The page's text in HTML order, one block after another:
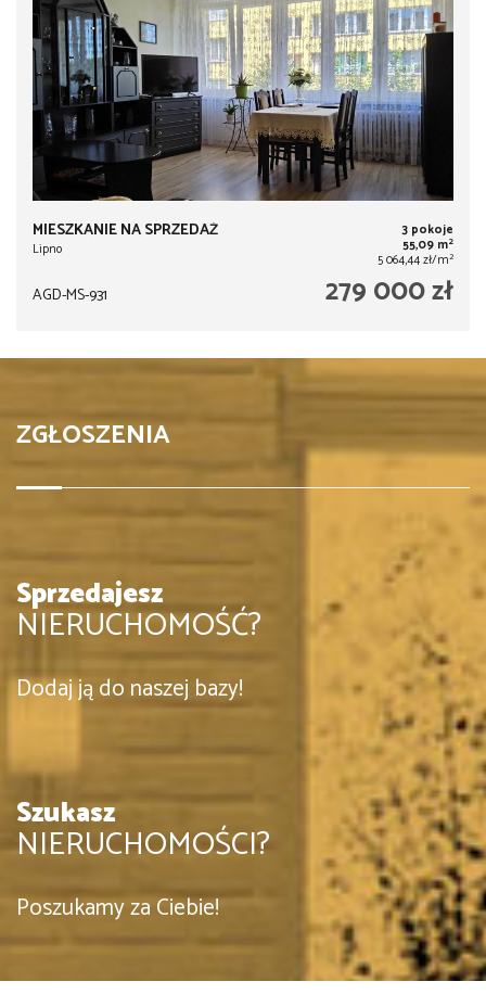
MIESZKANIE NA SPRZEDAŻ
Lipno
3 pokoje
55,09 m2
5 064,44 zł/m2
AGD-MS-931 279 000 zł
ZGŁOSZENIA
Sprzedajesz
NIERUCHOMOŚĆ?
Dodaj ją do naszej bazy!
Szukasz
NIERUCHOMOŚCI?
Poszukamy za Ciebie!